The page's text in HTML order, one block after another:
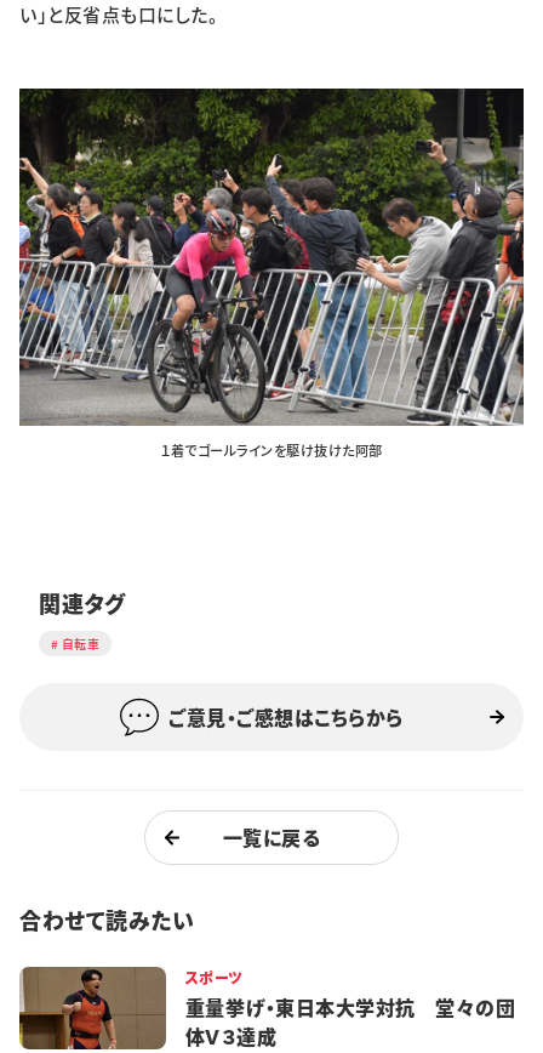
い」と反省点も口にした。
１着でゴールラインを駆け抜けた阿部
関連タグ
自転車
ご意見・ご感想はこちらから
一覧に戻る
合わせて読みたい
スポーツ
重量挙げ・東日本大学対抗 堂々の団
体Ｖ３達成